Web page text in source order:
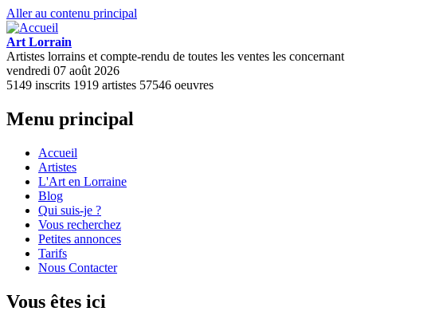
Aller au contenu principal
Art Lorrain
Artistes lorrains et compte-rendu de toutes les ventes les concernant
vendredi 07 août 2026
5149 inscrits 1919 artistes 57546 oeuvres
Menu principal
Accueil
Artistes
L'Art en Lorraine
Blog
Qui suis-je ?
Vous recherchez
Petites annonces
Tarifs
Nous Contacter
Vous êtes ici